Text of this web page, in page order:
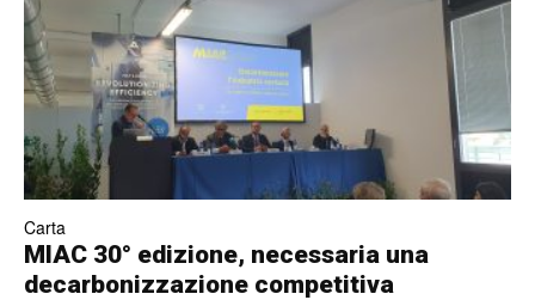
Carta
MIAC 30° edizione, necessaria una
decarbonizzazione competitiva